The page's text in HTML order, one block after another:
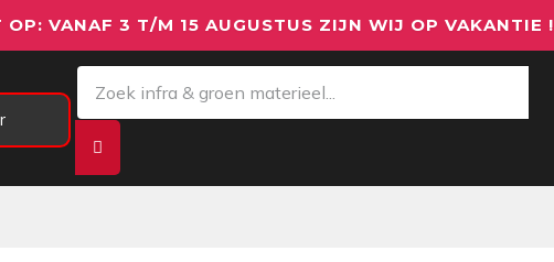
OP: VANAF 3 T/M 15 AUGUSTUS ZIJN WIJ OP VAKANTIE !